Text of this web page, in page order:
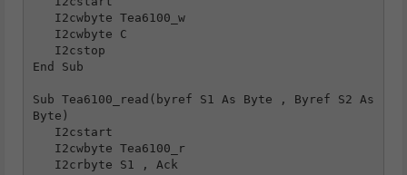
End Sub
Sub Tea6100_read(byref S1 As Byte , Byref S2 As
Byte)